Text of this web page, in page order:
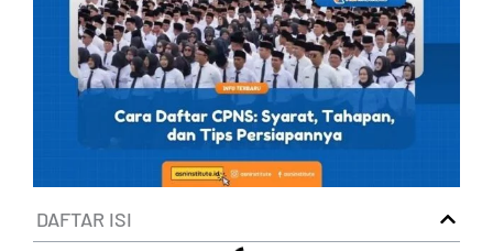
DAFTAR ISI